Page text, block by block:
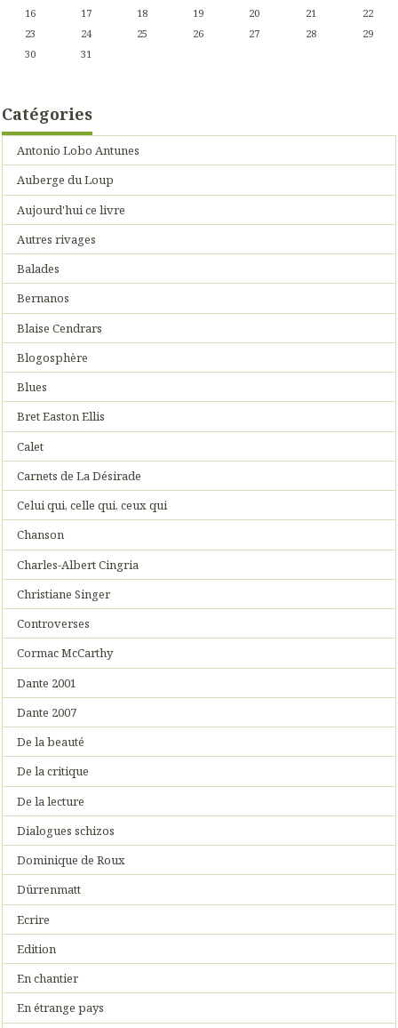
16 17 18 19 20 21
22
23
24 25 26 27 28
29
30
31
Catégories
Antonio Lobo Antunes
Auberge du Loup
Aujourd'hui ce livre
Autres rivages
Balades
Bernanos
Blaise Cendrars
Blogosphère
Blues
Bret Easton Ellis
Calet
Carnets de La Désirade
Celui qui, celle qui, ceux qui
Chanson
Charles-Albert Cingria
Christiane Singer
Controverses
Cormac McCarthy
Dante 2001
Dante 2007
De la beauté
De la critique
De la lecture
Dialogues schizos
Dominique de Roux
Dürrenmatt
Ecrire
Edition
En chantier
En étrange pays